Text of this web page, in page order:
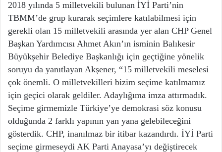
2018 yılında 5 milletvekili bulunan İYİ Parti’nin
TBMM’de grup kurarak seçimlere katılabilmesi için
gerekli olan 15 milletvekili arasında yer alan CHP Genel
Başkan Yardımcısı Ahmet Akın’ın isminin Balıkesir
Büyükşehir Belediye Başkanlığı için geçtiğine yönelik
soruyu da yanıtlayan Akşener, “15 milletvekili meselesi
çok önemli. O milletvekilleri bizim seçime katılmamız
için geçici olarak geldiler. Adaylığıma imza attırmadık.
Seçime girmemizle Türkiye’ye demokrasi söz konusu
olduğunda 2 farklı yapının yan yana gelebileceğini
gösterdik. CHP, inanılmaz bir itibar kazandırdı. İYİ Parti
seçime girmeseydi AK Parti Anayasa’yı değiştirecek